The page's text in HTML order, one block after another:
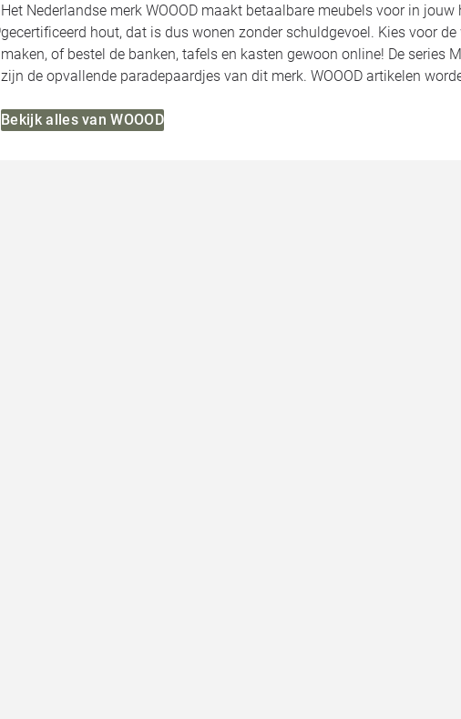
Het Nederlandse merk WOOOD maakt betaalbare meubels voor in
gecertificeerd hout, dat is dus wonen zonder schuldgevoel. Kies voor
maken, of bestel de banken, tafels en kasten gewoon online! De series
zijn de opvallende paradepaardjes van dit merk. WOOOD artikelen
Bekijk alles van WOOOD